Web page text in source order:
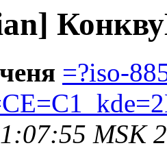
=?iso-
MSK